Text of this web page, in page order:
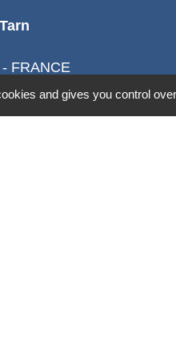
FRANCE
and gives you control